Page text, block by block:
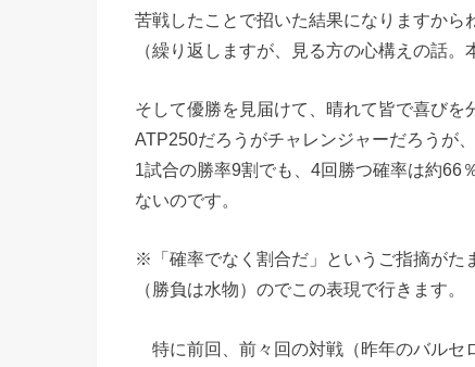
苦戦したことで招いた結果になりますから
（繰り返しますが、見る方の心構えの話
そして優勝を見届けて、晴れて皆で喜びを
ATP250だろうがチャレンジャーだろうが
1試合の勝率9割でも、4回勝つ確率は約66
ないのです。
※「確率でなく割合だ」というご指摘がた
（勝負は水物）のでこの表現で行きます。
特に前回、前々回の対戦（昨年のバルセ